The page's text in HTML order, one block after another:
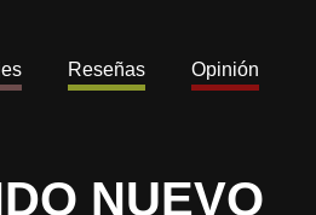
Reseñas Opinión
NUEVO